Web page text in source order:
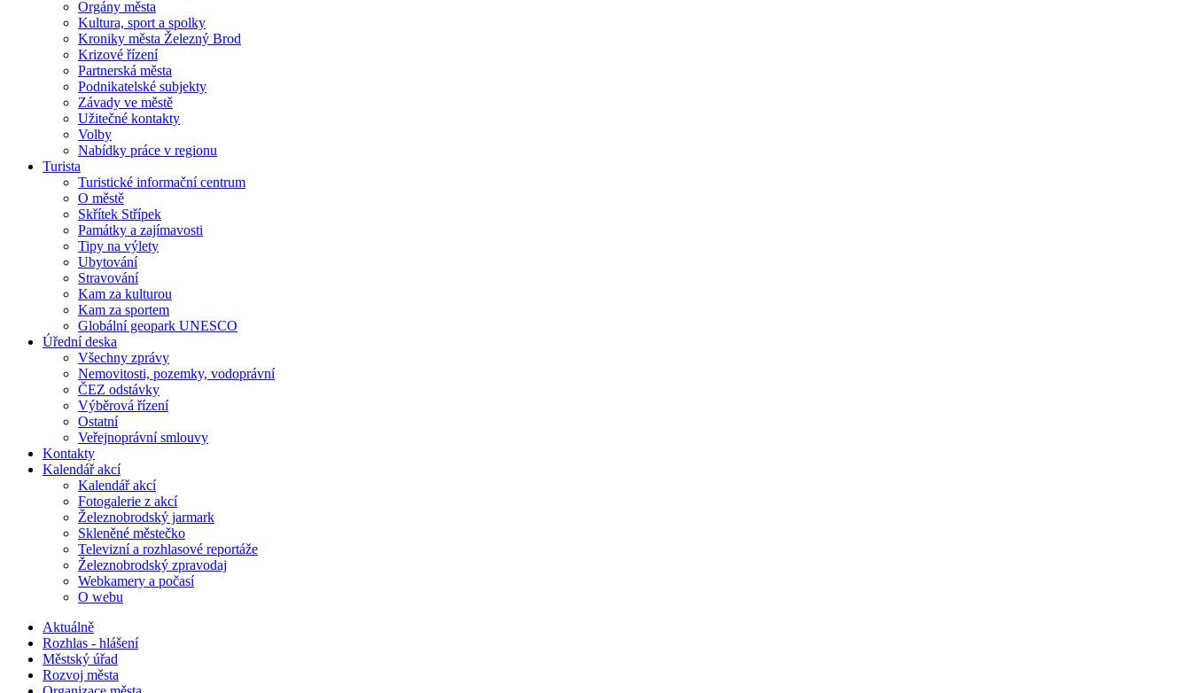
Orgány města
Kultura, sport a spolky
Kroniky města Železný Brod
Krizové řízení
Partnerská města
Podnikatelské subjekty
Závady ve městě
Užitečné kontakty
Volby
Nabídky práce v regionu
Turista
Turistické informační centrum
O městě
Skřítek Střípek
Památky a zajímavosti
Tipy na výlety
Ubytování
Stravování
Kam za kulturou
Kam za sportem
Globální geopark UNESCO
Úřední deska
Všechny zprávy
Nemovitosti, pozemky, vodoprávní
ČEZ odstávky
Výběrová řízení
Ostatní
Veřejnoprávní smlouvy
Kontakty
Kalendář akcí
Kalendář akcí
Fotogalerie z akcí
Železnobrodský jarmark
Skleněné městečko
Televizní a rozhlasové reportáže
Železnobrodský zpravodaj
Webkamery a počasí
O webu
Aktuálně
Rozhlas - hlášení
Městský úřad
Rozvoj města